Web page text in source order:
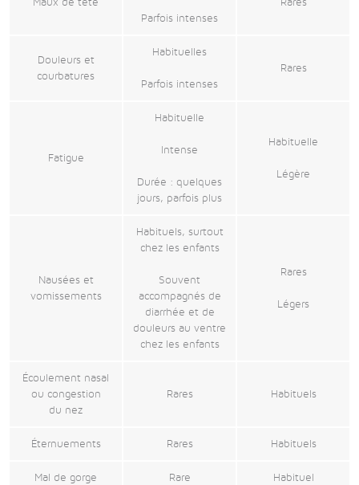
Parfois intenses
Douleurs et
courbatures
Habituelles
Parfois intenses
Rares
Fatigue
Habituelle
Intense
Durée : quelques
jours, parfois plus
Habituelle
Légère
Nausées et
vomissements
Habituels, surtout
chez les enfants
Souvent
accompagnés de
diarrhée et de
douleurs au ventre
chez les enfants
Rares
Légers
Écoulement nasal
ou congestion
du nez
Rares Habituels
Éternuements Rares Habituels
Mal de gorge Rare Habituel